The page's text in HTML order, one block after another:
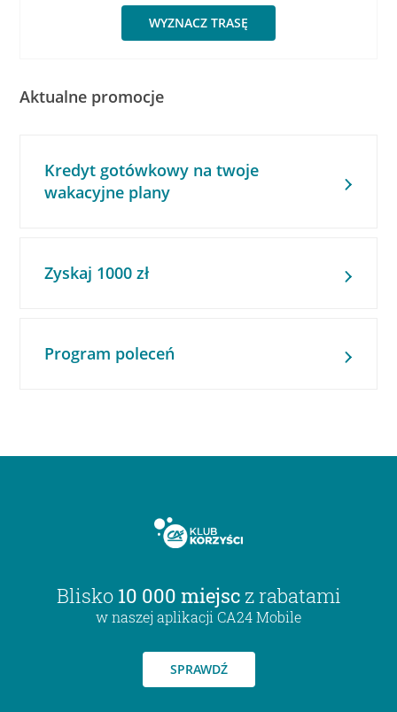
WYZNACZ TRASĘ
Aktualne promocje
Kredyt gotówkowy na twoje
wakacyjne plany
Zyskaj 1000 zł
Program poleceń
Blisko 10 000 miejsc z rabatami
w naszej aplikacji CA24 Mobile
SPRAWDŹ